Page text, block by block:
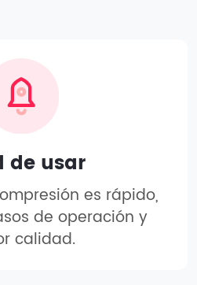
de usar
es rápido,
de operación y
calidad.